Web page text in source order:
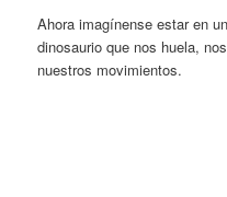
Ahora imagínense estar en
dinosaurio que nos huela,
nuestros movimientos.